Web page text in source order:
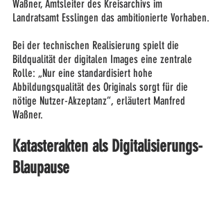
Waßner, Amtsleiter des Kreisarchivs im
Landratsamt Esslingen das ambitionierte Vorhaben.
Bei der technischen Realisierung spielt die
Bildqualität der digitalen Images eine zentrale
Rolle: „Nur eine standardisiert hohe
Abbildungsqualität des Originals sorgt für die
nötige Nutzer-Akzeptanz“, erläutert Manfred
Waßner.
Katasterakten als Digitalisierungs-
Blaupause